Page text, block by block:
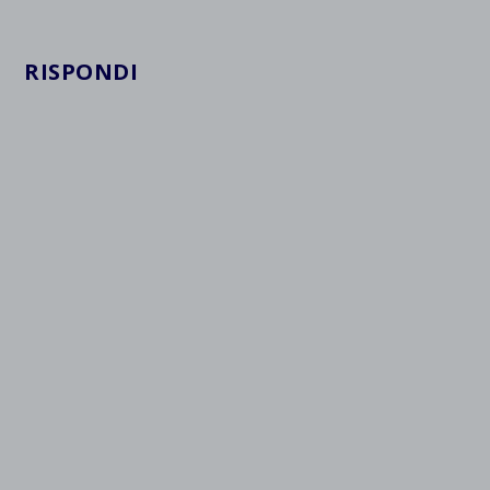
RISPONDI